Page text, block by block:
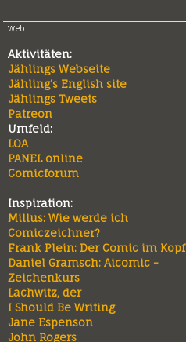
Web
Aktivitäten:
Jählings Webseite
Jähling's English site
Jählings Tweets
Patreon
Umfeld:
LOA
PANEL online
Comicforum
Inspiration:
Millus: Wie werde ich
Comiczeichner?
Frank Plein: Der Comic im Kopf
Daniel Gramsch: Aicomic -
Zeichenkurs
Lachwitz, der
I Should Be Writing
Jane Espenson
John Rogers